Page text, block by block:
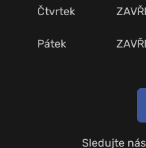
Čtvrtek
Pátek
Sledujte